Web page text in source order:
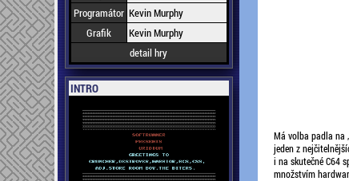
Programátor Kevin Murphy
Grafik
Kevin Murphy
detail hry
INTRO
Má volba padla na
jeden z
i na skutečné C64
množstvím